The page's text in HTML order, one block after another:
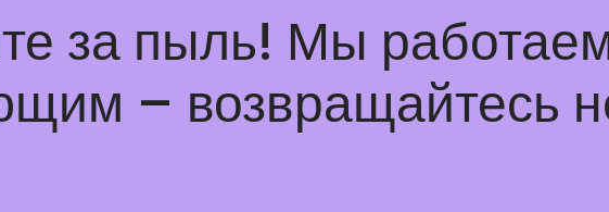
за пыль! Мы
– возвращайтесь